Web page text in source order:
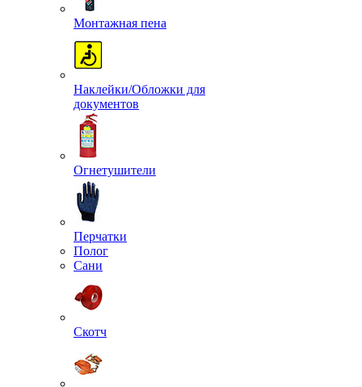
Монтажная пена
Наклейки/Обложки для
документов
Огнетушители
Перчатки
Полог
Сани
Скотч